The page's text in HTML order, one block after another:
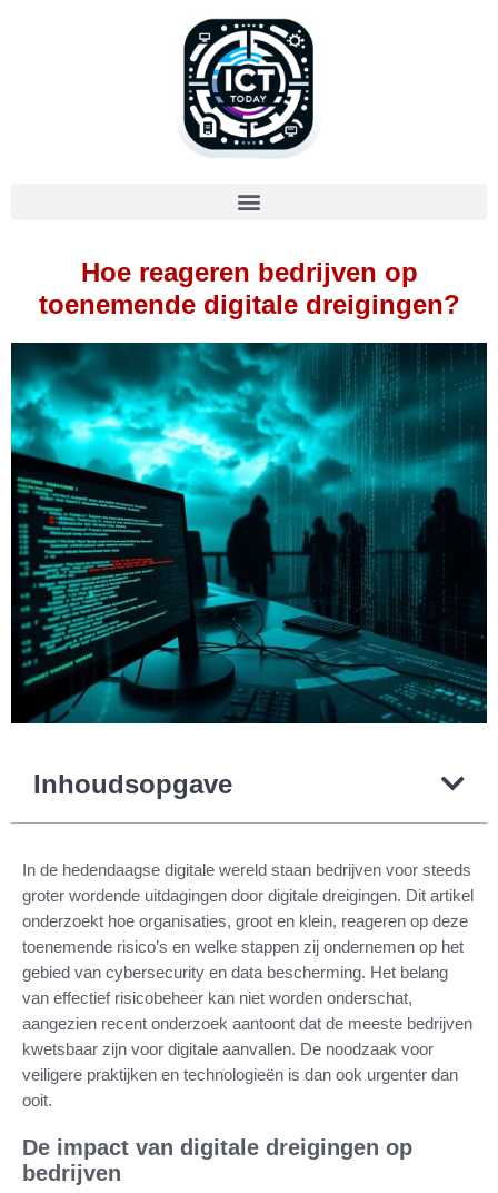
Hoe reageren bedrijven op
toenemende digitale dreigingen?
Inhoudsopgave
In de hedendaagse digitale wereld staan bedrijven voor steeds
groter wordende uitdagingen door digitale dreigingen. Dit artikel
onderzoekt hoe organisaties, groot en klein, reageren op deze
toenemende risico’s en welke stappen zij ondernemen op het
gebied van cybersecurity en data bescherming. Het belang
van effectief risicobeheer kan niet worden onderschat,
aangezien recent onderzoek aantoont dat de meeste bedrijven
kwetsbaar zijn voor digitale aanvallen. De noodzaak voor
veiligere praktijken en technologieën is dan ook urgenter dan
ooit.
De impact van digitale dreigingen op
bedrijven